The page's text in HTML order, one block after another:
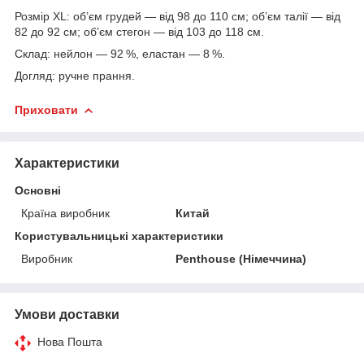
Розмір XL: об’єм грудей — від 98 до 110 см; об’єм талії — від
82 до 92 см; об’єм стегон — від 103 до 118 см.
Склад: нейлон — 92 %, еластан — 8 %.
Догляд: ручне прання.
Приховати
Характеристики
Основні
Країна виробник
Китай
Користувальницькі характеристики
Виробник
Penthouse (Німеччина)
Умови доставки
Нова Пошта